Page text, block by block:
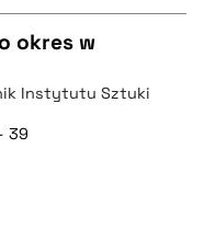
okres w
Instytutu Sztuki
39